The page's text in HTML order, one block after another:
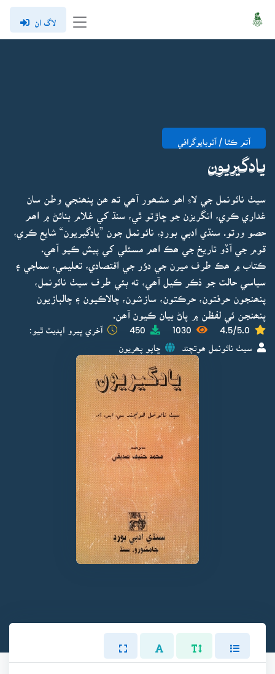
لاگ ان
آتم ڪٿا / آٽوبايوگرافي
يادگيريون
سيٺ نائونمل جي لاءِ اھو مشھور آھي تھ ھن پنھنجي وطن سان
غداري ڪري، انگريزن جو ڇاڙتو ٿي، سنڌ کي غلام بنائڻ ۾ اھم
حصو ورتو. سنڌي ادبي بورڊ، نائونمل جون ”يادگيريون“ شايع ڪري،
قوم جي آڏو تاريخ جي ھڪ اھم مسئلي کي پيش ڪيو آھي.
ڪتاب ۾ ھڪ طرف ميرن جي دؤر جي اقتصادي، تعليمي، سماجي ۽
سياسي حالت جو ذڪر ڪيل آھي، ته ٻئي طرف سيٺ نائونمل،
پنھنجون حرفتون، حرڪتون، سازشون، چالاڪيون ۽ چالبازيون
پنھنجن ئي لفظن ۾ پاڻ بيان ڪيون آھن.
4.5/5.0
1030
450 آخري ڀيرو اپڊيٽ ٿيو:
سيٺ نائونمل ھوتچند ڇاپو پھريون